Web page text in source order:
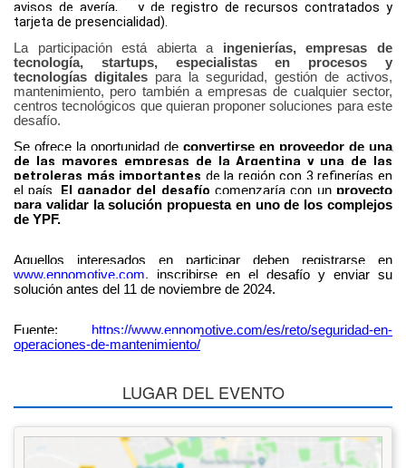
avisos de avería, ... y de registro de recursos contratados y
tarjeta de presencialidad).
La participación está abierta a ingenierías, empresas de
tecnología, startups, especialistas en procesos y
tecnologías digitales para la seguridad, gestión de activos,
mantenimiento, pero también a empresas de cualquier sector,
centros tecnológicos que quieran proponer soluciones para este
desafío.
Se ofrece la oportunidad de convertirse en proveedor de una
de las mayores empresas de la Argentina y una de las
petroleras más importantes de la región con 3 refinerías en
el país. El ganador del desafíocomenzaría con un proyecto
para validar la solución propuesta en uno de los complejos
de YPF.
Aquellos interesados en participar deben registrarse en
www.ennomotive.com, inscribirse en el desafío y enviar su
solución antes del 11 de noviembre de 2024.
Fuente:
https://www.ennomotive.com/es/reto/seguridad-en-
operaciones-de-mantenimiento/
LUGAR DEL EVENTO